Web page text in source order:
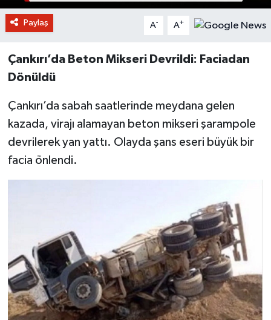
Paylaş A- A+
Çankırı’da Beton Mikseri Devrildi: Faciadan
Dönüldü
Çankırı’da sabah saatlerinde meydana gelen
kazada, virajı alamayan beton mikseri şarampole
devrilerek yan yattı. Olayda şans eseri büyük bir
facia önlendi.